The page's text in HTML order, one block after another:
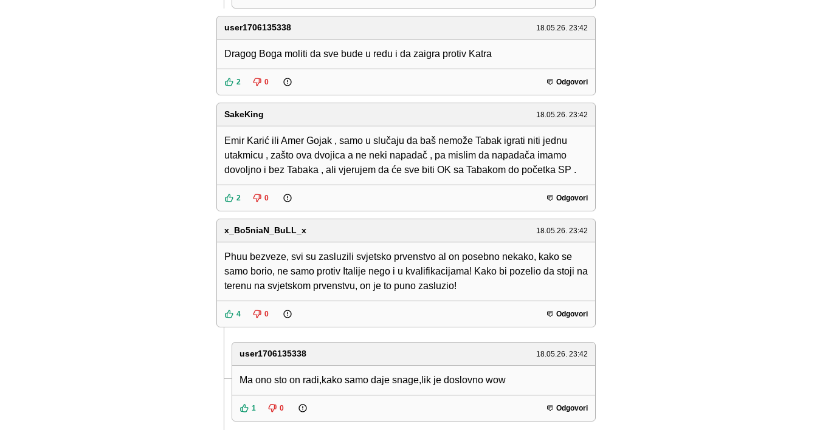
user1706135338 18.05.26. 23:42
Dragog Boga moliti da sve bude u redu i da zaigra protiv Katra
2 0 Odgovori
SakeKing 18.05.26. 23:42
Emir Karić ili Amer Gojak , samo u slučaju da baš nemože Tabak igrati niti jednu
utakmicu , zašto ova dvojica a ne neki napadač , pa mislim da napadača imamo
dovoljno i bez Tabaka , ali vjerujem da će sve biti OK sa Tabakom do početka SP .
2 0 Odgovori
x_Bo5niaN_BuLL_x 18.05.26. 23:42
Phuu bezveze, svi su zasluzili svjetsko prvenstvo al on posebno nekako, kako se
samo borio, ne samo protiv Italije nego i u kvalifikacijama! Kako bi pozelio da stoji na
terenu na svjetskom prvenstvu, on je to puno zasluzio!
4 0 Odgovori
user1706135338 18.05.26. 23:42
Ma ono sto on radi,kako samo daje snage,lik je doslovno wow
1 0 Odgovori